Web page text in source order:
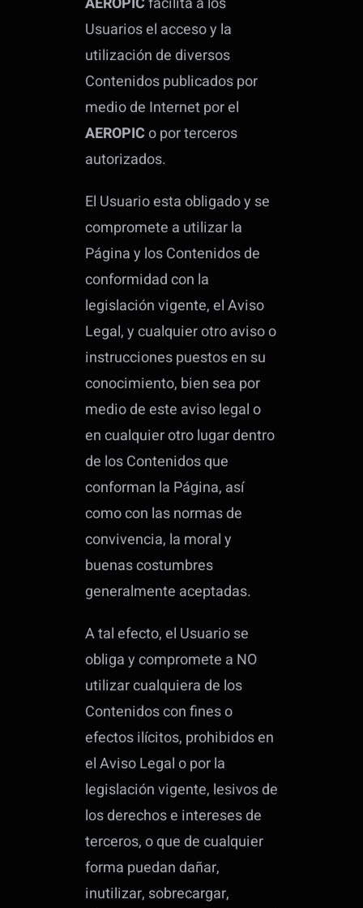
Usuarios el acceso y la
utilización de diversos
Contenidos publicados por
medio de Internet por el
AEROPICo por terceros
autorizados.
El Usuario esta obligado y se
compromete a utilizar la
Página y los Contenidos de
conformidad con la
legislación vigente, el Aviso
Legal, y cualquier otro aviso o
instrucciones puestos en su
conocimiento, bien sea por
medio de este aviso legal o
en cualquier otro lugar dentro
de los Contenidos que
conforman la Página, así
como con las normas de
convivencia, la moral y
buenas costumbres
generalmente aceptadas.
A tal efecto, el Usuario se
obliga y compromete a NO
utilizar cualquiera de los
Contenidos con fines o
efectos ilícitos, prohibidos en
el Aviso Legal o por la
legislación vigente, lesivos de
los derechos e intereses de
terceros, o que de cualquier
forma puedan dañar,
inutilizar, sobrecargar,